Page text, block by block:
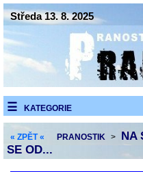
Středa 13. 8. 2025
KATEGORIE
« ZPĚT « PRANOSTIK >
NA
SE OD...